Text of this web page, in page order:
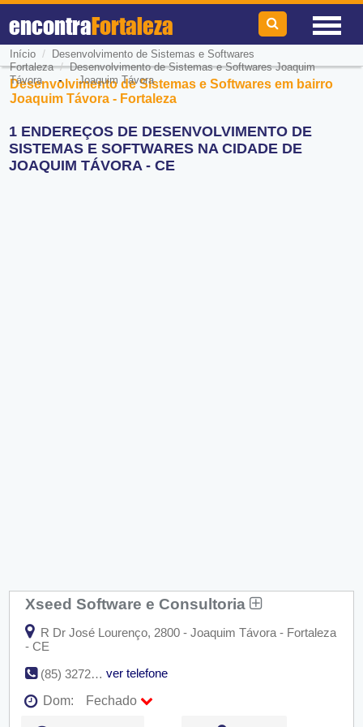
encontraFortaleza
Início /
Desenvolvimento de Sistemas e Softwares
Fortaleza/Desenvolvimento de Sistemas e Softwares Joaquim
Távora-Joaquim Távora
Desenvolvimento de Sistemas e Softwares em bairro
Joaquim Távora - Fortaleza
1 ENDEREÇOS DE DESENVOLVIMENTO DE
SISTEMAS E SOFTWARES NA CIDADE DE
JOAQUIM TÁVORA - CE
Xseed Software e Consultoria
R Dr José Lourenço, 2800 - Joaquim Távora - Fortaleza
- CE
(85) 3272-3322
ver telefone
Dom:
Fechado
Seg: